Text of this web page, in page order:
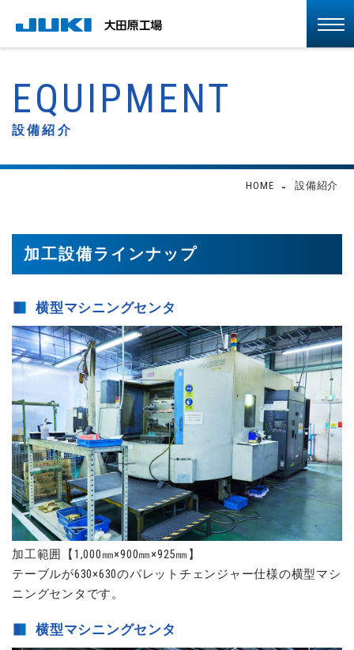
EQUIPMENT
設備紹介
HOME 設備紹介
加工設備ラインナップ
横型マシニングセンタ
加工範囲【1,000㎜×900㎜×925㎜】
テーブルが630×630のパレットチェンジャー仕様の横型マシ
ニングセンタです。
横型マシニングセンタ